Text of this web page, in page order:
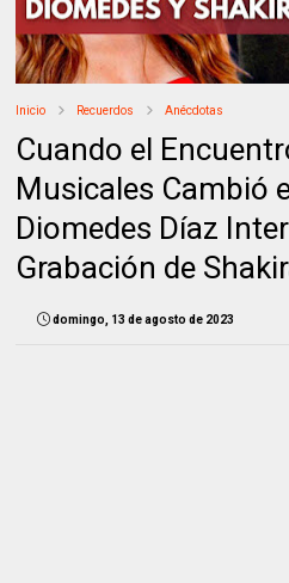
Inicio Recuerdos Anécdotas
Cuando el
Musicales Cambió
Diomedes Díaz
Grabación de
domingo, 13 de agosto de 2023